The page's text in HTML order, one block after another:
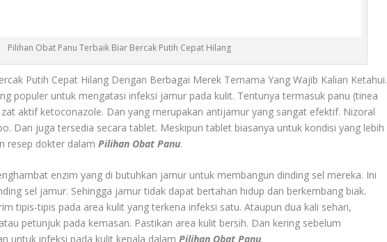
Pilihan Obat Panu Terbaik Biar Bercak Putih Cepat Hilang
Putih Cepat Hilang Dengan Berbagai Merek Ternama Yang Wajib Kalian Ketahui.
populer untuk mengatasi infeksi jamur pada kulit. Tentunya termasuk panu (tinea
aktif ketoconazole. Dan yang merupakan antijamur yang sangat efektif. Nizoral
Dan juga tersedia secara tablet. Meskipun tablet biasanya untuk kondisi yang lebih
resep dokter dalamPilihan Obat Panu.
enzim yang di butuhkan jamur untuk membangun dinding sel mereka. Ini
sel jamur. Sehingga jamur tidak dapat bertahan hidup dan berkembang biak.
tipis-tipis pada area kulit yang terkena infeksi satu. Ataupun dua kali sehari,
petunjuk pada kemasan. Pastikan area kulit bersih. Dan kering sebelum
untuk infeksi pada kulit kepala dalamPilihan Obat Panu.